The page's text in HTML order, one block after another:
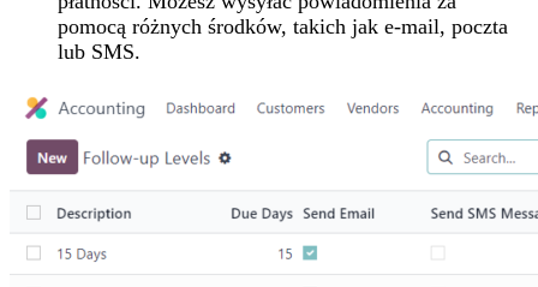
pomocą różnych środków, takich jak e-mail, poczta
lub SMS.